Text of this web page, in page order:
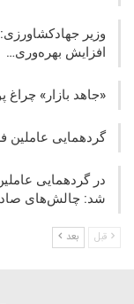
وزیر
افزایش بهره‌وری…
«جاهد بازار»
گردهمایی
در گردهمایی
شد: چالش‌های
قبل بعد